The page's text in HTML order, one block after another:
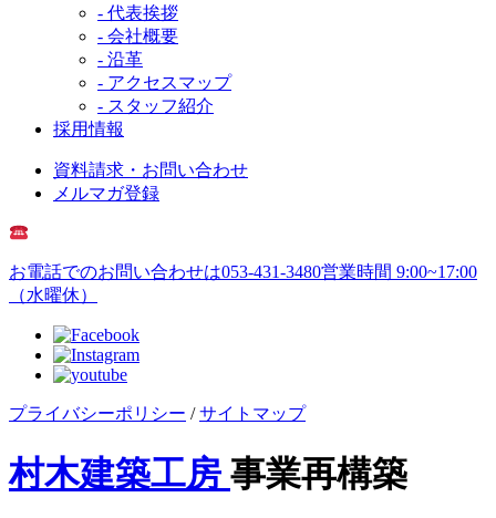
- 代表挨拶
- 会社概要
- 沿革
- アクセスマップ
- スタッフ紹介
採用情報
資料請求・お問い合わせ
メルマガ登録
お電話でのお問い合わせは053-431-3480営業時間 9:00~17:00
（水曜休）
プライバシーポリシー /サイトマップ
村木建築工房 事業再構築